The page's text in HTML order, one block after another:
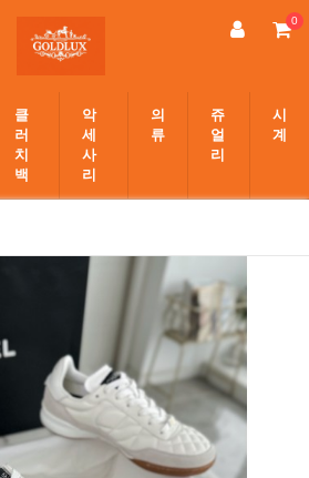
0
클
러
치
백
악
세
사
리
의
류
쥬
얼
리
시
계